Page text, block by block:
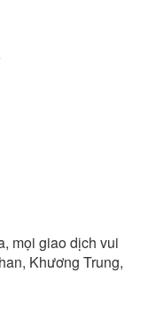
mọi giao dịch vui
Khương Trung,